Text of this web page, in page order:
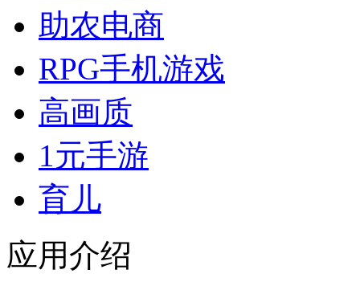
助农电商
RPG手机游戏
高画质
1元手游
育儿
应用介绍